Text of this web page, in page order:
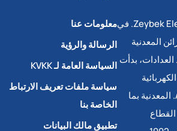
تأسست شركة Zeybek Elektrik A.Ş. في
المعدنية
بدأت
البلاستيكية PE وألواح A.G. المعدنية بما
معلومات عنا
الرسالة والرؤية
السياسة العامة لـ KVKK
سياسة ملفات تعريف الارتباط
الخاصة بنا
تطبيق مالك البيانات